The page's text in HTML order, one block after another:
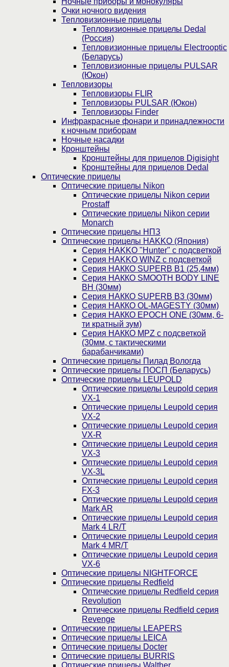
Очки ночного видения
Тепловизионные прицелы
Тепловизионные прицелы Dedal
(Россия)
Тепловизионные прицелы Electrooptic
(Беларусь)
Тепловизионные прицелы PULSAR
(Юкон)
Тепловизоры
Тепловизоры FLIR
Тепловизоры PULSAR (Юкон)
Тепловизоры Finder
Инфракрасные фонари и принадлежности
к ночным приборам
Ночные насадки
Кронштейны
Кронштейны для прицелов Digisight
Кронштейны для прицелов Dedal
Оптические прицелы
Оптические прицелы Nikon
Оптические прицелы Nikon серии
Prostaff
Оптические прицелы Nikon серии
Monarch
Оптические прицелы НПЗ
Оптические прицелы HAKKO (Япония)
Cерия HAKKO "Hunter" с подсветкой
Серия НAKKO WINZ с подсветкой
Серия НАККО SUPERB B1 (25,4мм)
Серия НАККО SMOOTH BODY LINE
BH (30мм)
Серия НАККО SUPERB B3 (30мм)
Серия НАККО OL-MAGESTY (30мм)
Серия НАККО EPOCH ONE (30мм, 6-
ти кратный зум)
Серия НАККО MPZ с подсветкой
(30мм, c тактическими
барабанчиками)
Оптические прицелы Пилад Вологда
Оптические прицелы ПОСП (Беларусь)
Оптические прицелы LEUPOLD
Оптические прицелы Leupold серия
VX-1
Оптические прицелы Leupold серия
VX-2
Оптические прицелы Leupold серия
VX-R
Оптические прицелы Leupold серия
VX-3
Оптические прицелы Leupold серия
VX-3L
Оптические прицелы Leupold серия
FX-3
Оптические прицелы Leupold серия
Mark AR
Оптические прицелы Leupold серия
Mark 4 LR/T
Оптические прицелы Leupold серия
Mark 4 MR/T
Оптические прицелы Leupold серия
VX-6
Оптические прицелы NIGHTFORCE
Оптические прицелы Redfield
Оптические прицелы Redfield серия
Revolution
Оптические прицелы Redfield серия
Revenge
Оптические прицелы LEAPERS
Оптические прицелы LEICA
Оптические прицелы Docter
Оптические прицелы BURRIS
Оптические прицелы Walther